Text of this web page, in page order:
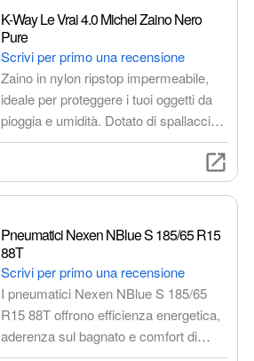
versatile, perfetta per diversi outfit.
K-Way Le Vrai 4.0 Michel Zaino Nero
Pure
Scrivi per primo una recensione
Zaino in nylon ripstop impermeabile,
ideale per proteggere i tuoi oggetti da
pioggia e umidità. Dotato di spallacci
imbottiti, chiusura con cerniera e
praticità e stile in ogni situazione.
Pneumatici Nexen NBlue S 185/65 R15
88T
Scrivi per primo una recensione
I pneumatici Nexen NBlue S 185/65
R15 88T offrono efficienza energetica,
aderenza sul bagnato e comfort di
guida, ideali per auto compatte e medie